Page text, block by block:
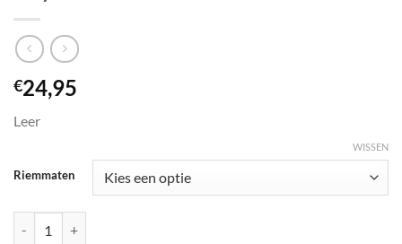
€24,95
Leer
Riemmaten
WISSEN